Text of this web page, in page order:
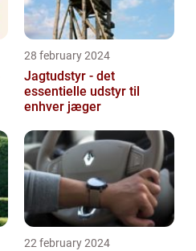
28 february 2024
Jagtudstyr - det
essentielle udstyr til
enhver jæger
22 february 2024